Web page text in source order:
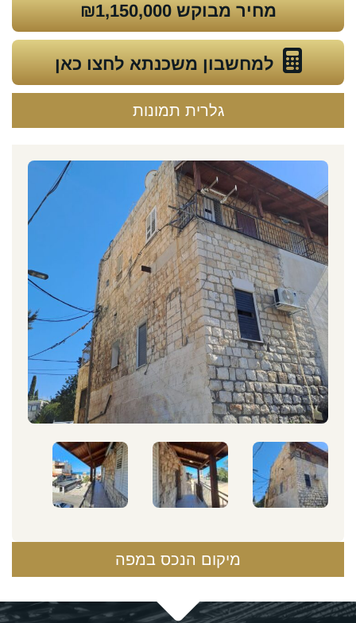
מחיר מבוקש ₪1,150,000
למחשבון משכנתא לחצו כאן
גלרית תמונות
מיקום הנכס במפה